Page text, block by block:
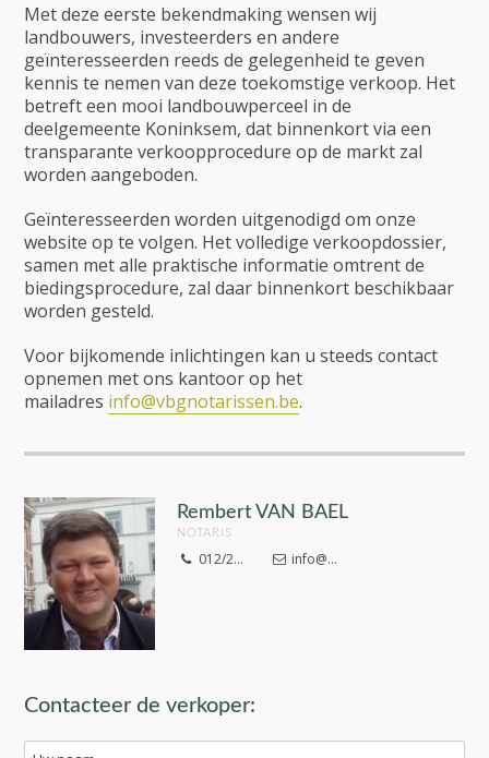
Met deze eerste bekendmaking wensen wij
landbouwers, investeerders en andere
geïnteresseerden reeds de gelegenheid te geven
kennis te nemen van deze toekomstige verkoop. Het
betreft een mooi landbouwperceel in de
deelgemeente Koninksem, dat binnenkort via een
transparante verkoopprocedure op de markt zal
worden aangeboden.
Geïnteresseerden worden uitgenodigd om onze
website op te volgen. Het volledige verkoopdossier,
samen met alle praktische informatie omtrent de
biedingsprocedure, zal daar binnenkort beschikbaar
worden gesteld.
Voor bijkomende inlichtingen kan u steeds contact
opnemen met ons kantoor op het
mailadres info@vbgnotarissen.be.
Rembert VAN BAEL
NOTARIS
012/2... info@...
Contacteer de verkoper: